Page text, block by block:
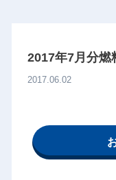
2017年7月分燃
2017.06.02